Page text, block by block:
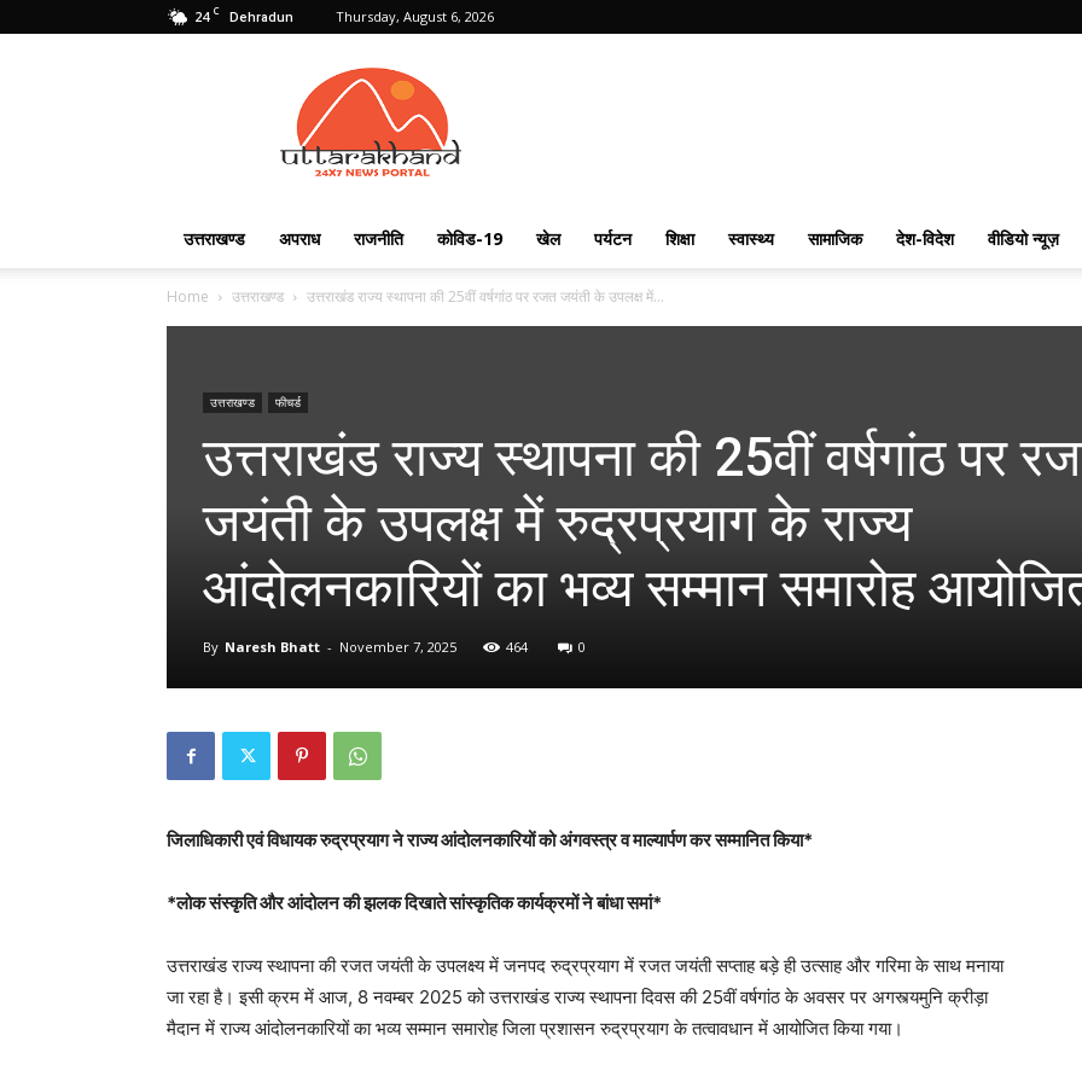
24 C Dehradun Thursday, August 6, 2026
Uttarakhand
24X7
उत्तराखण्ड अपराध राजनीति कोविड-19 खेल पर्यटन शिक्षा स्वास्थ्य सामाजिक देश-विदेश वीडियो न्यूज़
Home उत्तराखण्ड उत्तराखंड राज्य स्थापना की 25वीं वर्षगांठ पर रजत जयंती के उपलक्ष में...
उत्तराखण्ड फीचर्ड
उत्तराखंड राज्य स्थापना की 25वीं वर्षगांठ पर
जयंती के उपलक्ष में रुद्रप्रयाग के राज्य
आंदोलनकारियों का भव्य सम्मान समारोह
By Naresh Bhatt - November 7, 2025 464 0
जिलाधिकारी एवं विधायक रुद्रप्रयाग ने राज्य आंदोलनकारियों को अंगवस्त्र व माल्यार्पण कर सम्मानित किया*
*लोक संस्कृति और आंदोलन की झलक दिखाते सांस्कृतिक कार्यक्रमों ने बांधा समां*
उत्तराखंड राज्य स्थापना की रजत जयंती के उपलक्ष्य में जनपद रुद्रप्रयाग में रजत जयंती सप्ताह बड़े ही उत्साह और गरिमा के साथ मनाया
जा रहा है। इसी क्रम में आज, 8 नवम्बर 2025 को उत्तराखंड राज्य स्थापना दिवस की 25वीं वर्षगांठ के अवसर पर अगस्त्यमुनि क्रीड़ा
मैदान में राज्य आंदोलनकारियों का भव्य सम्मान समारोह जिला प्रशासन रुद्रप्रयाग के तत्वावधान में आयोजित किया गया।